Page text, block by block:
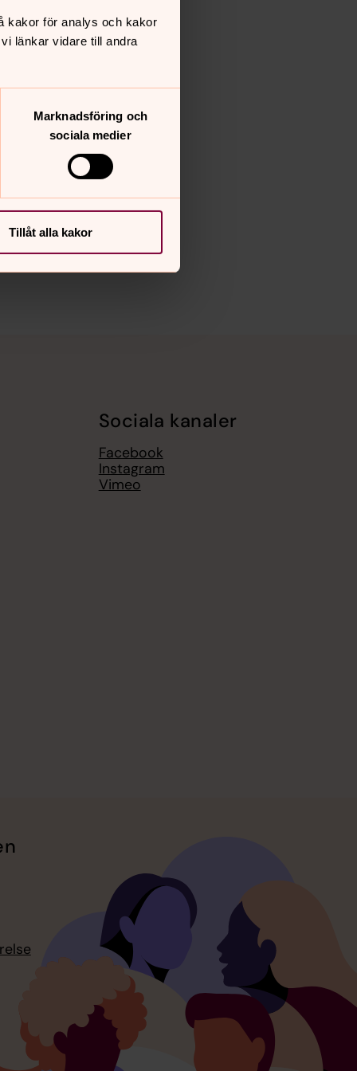
kakor för analys och kakor
länkar vidare till andra
Marknadsföring och
sociala medier
Tillåt alla kakor
Sociala kanaler
Facebook
Instagram
Vimeo